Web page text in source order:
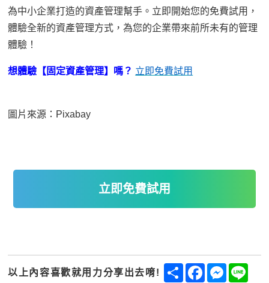
為中小企業打造的資產管理幫手 。立即開始您的免費試用，
體驗全新的資產管理方式，為您的企業帶來前所未有的管理
體驗！
想體驗【固定資產管理】嗎 ？ 立即免費試用
圖片來源： Pixabay
立即免費試用
以上內容喜歡就用力分享出去唷! ShareFacebook